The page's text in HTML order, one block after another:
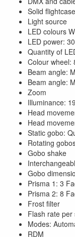
Solid
Light
LED colours
LED power:
Quantity of
Colour wheel:
Beam angle:
Beam angle:
Zoom
Illuminance:
Head
Head
Static gobo:
Rotating
Gobo shake
Gobo
Prisma 1: 3
Prisma 2: 8
Frost filter
Flash rate
Modes:
RDM